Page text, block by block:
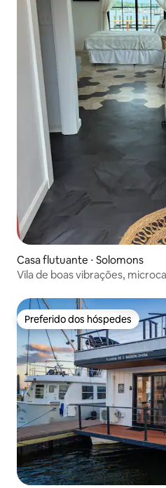
Casa flutuante ⋅ Solomons
Vila de boas vibrações,
Preferido dos hóspedes
Preferido dos hóspedes